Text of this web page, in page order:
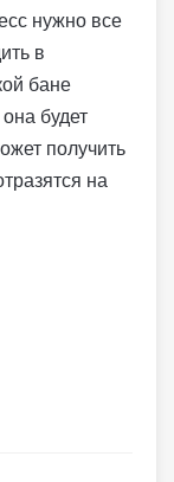
нужно все
в
бане
будет
получить
на